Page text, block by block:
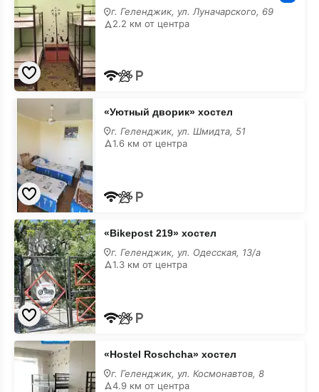
г. Геленджик, ул. Луначарского, 69
2.2 км от центра
«Уютный
дворик»
«Уютный дворик» хостел
г. Геленджик, ул. Шмидта, 51
1.6 км от центра
«Bikepost
219»
хостел
«Bikepost 219» хостел
г. Геленджик, ул. Одесская, 13/а
1.3 км от центра
«Hostel
Roschcha»
хостел
«Hostel Roschcha» хостел
г. Геленджик, ул. Космонавтов, 8
4.9 км от центра